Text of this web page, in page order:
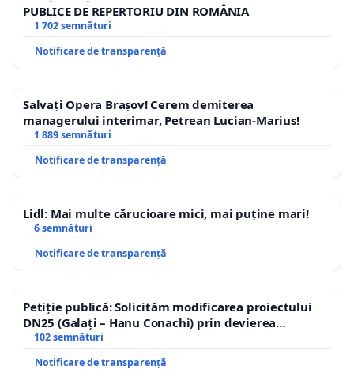
PUBLICE DE REPERTORIU DIN ROMÂNIA
1 702 semnături
Notificare de transparență
Salvați Opera Brașov! Cerem demiterea
managerului interimar, Petrean Lucian-Marius!
1 889 semnături
Notificare de transparență
Lidl: Mai multe cărucioare mici, mai puține mari!
6 semnături
Notificare de transparență
Petiție publică: Solicităm modificarea proiectului
DN25 (Galați – Hanu Conachi) prin devierea
traseului în afara localităților!
102 semnături
Notificare de transparență